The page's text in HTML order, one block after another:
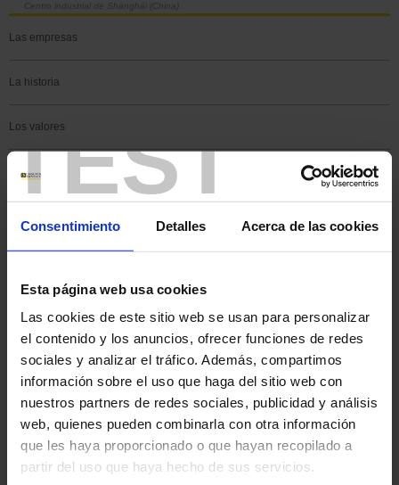
TEST
Consentimiento Detalles Acerca de las cookies
Esta página web usa cookies
Las cookies de este sitio web se usan para personalizar
el contenido y los anuncios, ofrecer funciones de redes
sociales y analizar el tráfico. Además, compartimos
información sobre el uso que haga del sitio web con
nuestros partners de redes sociales, publicidad y análisis
web, quienes pueden combinarla con otra información
que les haya proporcionado o que hayan recopilado a
partir del uso que haya hecho de sus servicios.
Centro industrial de Shanghái (China)
Las empresas
La historia
Los valores
Las implantaciones
Vire (Francia)
Reux (Francia)
Meyzieu (Francia)
Dover (Estados Unidos)
Shanghái (China)
Centro industrial de
Shanghái (China)